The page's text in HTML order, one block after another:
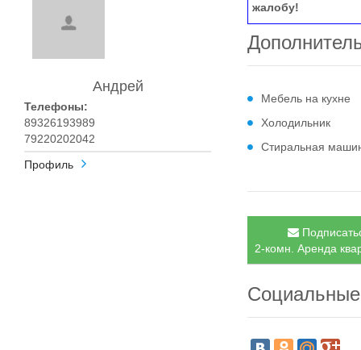
Андрей
Телефоны:
89326193989
79220202042
Профиль
жалобу!
Мебель на кухне
Холодильник
Стиральная
2-комн. Аренда